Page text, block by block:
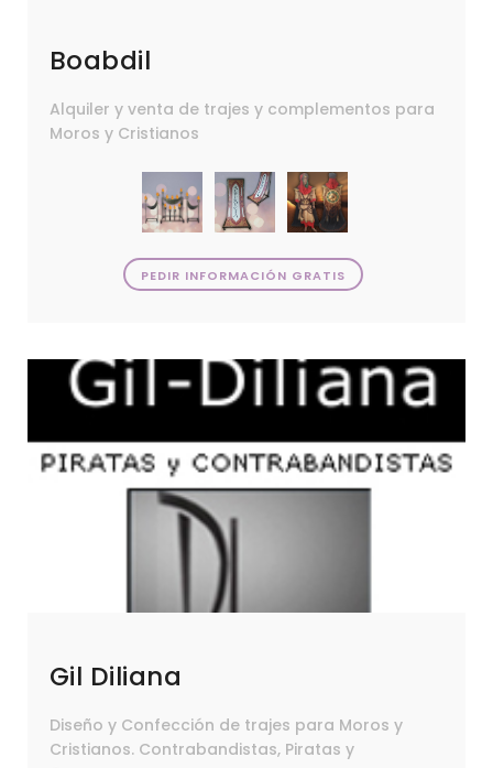
Boabdil
Alquiler y venta de trajes y complementos para
Moros y Cristianos
PEDIR INFORMACIÓN GRATIS
Gil Diliana
Diseño y Confección de trajes para Moros y
Cristianos. Contrabandistas, Piratas y